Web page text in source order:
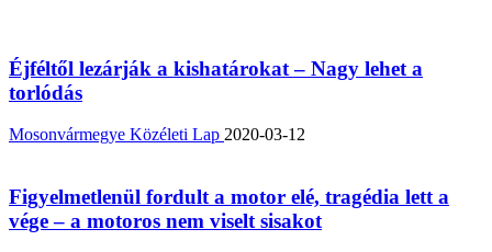
Éjféltől lezárják a kishatárokat – Nagy lehet a
torlódás
Mosonvármegye Közéleti Lap 2020-03-12
Figyelmetlenül fordult a motor elé, tragédia lett a
vége – a motoros nem viselt sisakot